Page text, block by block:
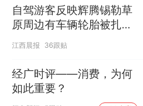
自驾游客反映辉腾锡勒草
原周边有车辆轮胎被扎，
修理店铺换胎价格高达千
江西晨报 36跟贴
经广时评——消费，为何
如此重要？